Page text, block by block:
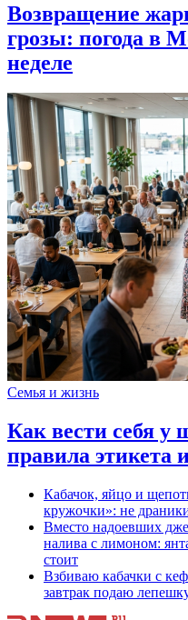
Возвращение
грозы: погода в
неделе
Семья и жизнь
Как вести себя у
правила этикета
Кабачок, яйцо и
кружочки»: не
Вместо надоевших
налива с лимоном:
стоит
Взбиваю кабачки с
завтрак подаю